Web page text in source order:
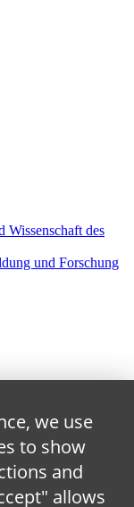
we use
to show
and
allows